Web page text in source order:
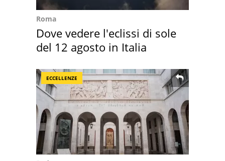
Roma
Dove vedere l'eclissi di sole
del 12 agosto in Italia
ECCELLENZE